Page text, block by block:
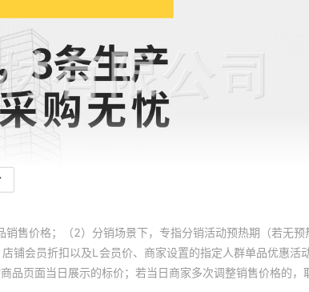
售价格；（2）分销场景下，专指分销活动预热期（若无
会员折扣以及L会员价、商家设置的指定人群单品优惠活
页面当日展示的标价；若当日商家多次调整销售价格的，